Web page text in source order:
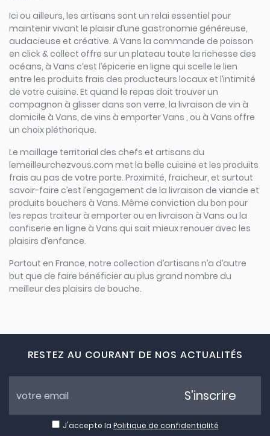
Ici ou ailleurs, les artisans sont un relai essentiel pour
maintenir vivant le plaisir d’une gastronomie généreuse,
audacieuse et créative. A Vans la commande de poisson
en click & collect offre sur un plateau toute la richesse des
océans, à Vans c’est l’épicerie en ligne qui scelle le lien
entre les produits frais des producteurs locaux et l’intimité
de votre cuisine. Et quand le repas doit trouver un
compagnon à glisser dans son verre, la livraison de vin à
domicile à Vans, de vins à emporter Vans , ou à Vans offre
un choix pléthorique.
Le maillage territorial des chefs et artisans du
lemeilleurchezvous.com met la belle cuisine et les produits
frais au pas de votre porte. Proximité, fraicheur, et surtout
savoir-faire c’est l’engagement de la livraison de viande et
produits bouchers à Vans. Même conviction du bon pour
les repas traiteur à emporter ou en livraison à Vans ou la
confiserie en ligne à Vans qui sait mieux renouer avec les
plaisirs d’enfance.
Partout en France, notre collection d’artisans n’a d’autre
but que de faire bénéficier au plus grand nombre du
meilleur des plaisirs de bouche.
RESTEZ AU COURANT DE NOS ACTUALITÉS
J'accepte la Politique de confidentialité
S'inscrire